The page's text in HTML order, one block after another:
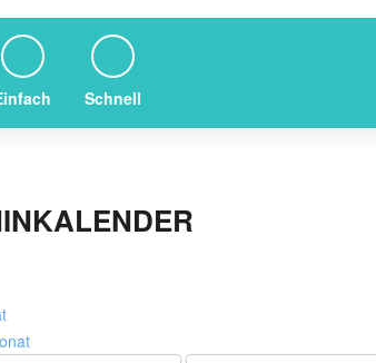
Schnell